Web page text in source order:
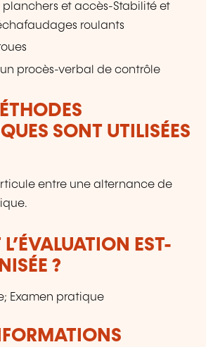
et accès-Stabilité et
roulants
procès-verbal de contrôle
SONT UTILISÉES
entre une alternance de
EST-
?
Examen pratique